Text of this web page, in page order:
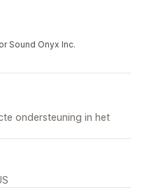
Sound Onyx Inc.
ondersteuning in het